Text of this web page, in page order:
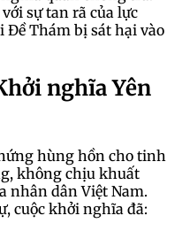
sự tan rã của lực
Thám bị sát hại vào
nghĩa Yên
hùng hồn cho tinh
không chịu khuất
nhân dân Việt Nam.
cuộc khởi nghĩa đã: